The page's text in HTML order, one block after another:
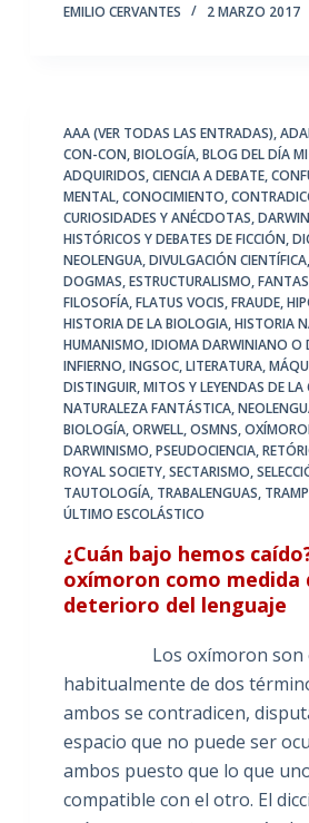
EMILIO CERVANTES 2 MARZO 2017
AAA (VER TODAS LAS ENTRADAS),
CON-CON,BIOLOGÍA,BLOG DEL DÍA
ADQUIRIDOS,CIENCIA A DEBATE,
MENTAL,CONOCIMIENTO,
CURIOSIDADES Y ANÉCDOTAS,
HISTÓRICOS Y DEBATES DE FICCIÓN,
NEOLENGUA,DIVULGACIÓN CIENTÍFICA,
DOGMAS,ESTRUCTURALISMO,
FILOSOFÍA,FLATUS VOCIS,FRAUDE,
HISTORIA DE LA BIOLOGIA,HISTORIA
HUMANISMO,IDIOMA DARWINIANO O
INFIERNO,INGSOC,LITERATURA,
DISTINGUIR,MITOS Y LEYENDAS DE LA
NATURALEZA FANTÁSTICA,
BIOLOGÍA,ORWELL,OSMNS,
DARWINISMO,PSEUDOCIENCIA,
ROYAL SOCIETY,SECTARISMO,
TAUTOLOGÍA, TRABALENGUAS,
ÚLTIMO ESCOLÁSTICO
¿Cuán bajo hemos
oxímoron como medida
deterioro del lenguaje
Los oxímoron son
habitualmente de dos
ambos se contradicen,
espacio que no puede ser
ambos puesto que lo que
compatible con el otro. El